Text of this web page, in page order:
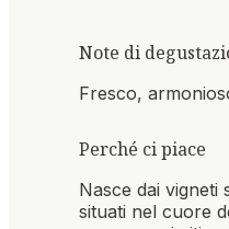
Note di
Fresco,
Perché ci piace
Nasce dai vigneti
situati nel cuore